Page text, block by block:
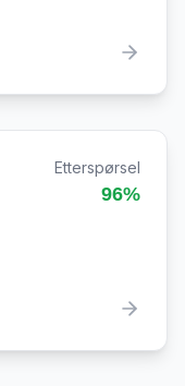
Etterspørsel
96%